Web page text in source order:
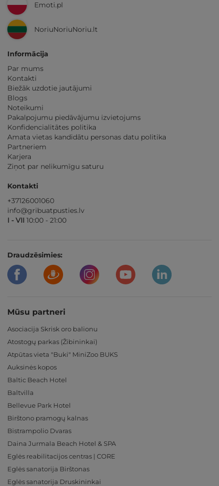
Emoti.pl
NoriuNoriuNoriu.lt
Informācija
Par mums
Kontakti
Biežāk uzdotie jautājumi
Blogs
Noteikumi
Pakalpojumu piedāvājumu izvietojums
Konfidencialitātes politika
Amata vietas kandidātu personas datu politika
Partneriem
Karjera
Ziņot par nelikumīgu saturu
Kontakti
+37126001060
info@gribuatpusties.lv
I - VII 10:00 - 21:00
Draudzēsimies:
Mūsu partneri
Asociacija Skrisk oro balionu
Atostogų parkas (Žibininkai)
Atpūtas vieta "Buki" MiniZoo BUKS
Auksinės kopos
Baltic Beach Hotel
Baltvilla
Bellevue Park Hotel
Birštono pramogų kalnas
Bistrampolio Dvaras
Daina Jurmala Beach Hotel & SPA
Eglės reabilitacijos centras | CORE
Eglės sanatorija Birštonas
Eglės sanatorija Druskininkai